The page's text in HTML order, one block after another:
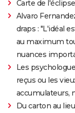
Carte de
Alvaro
draps : "L'idéal
au maximum
nuances
Les
reçus ou les
accumulateurs,
Du carton au